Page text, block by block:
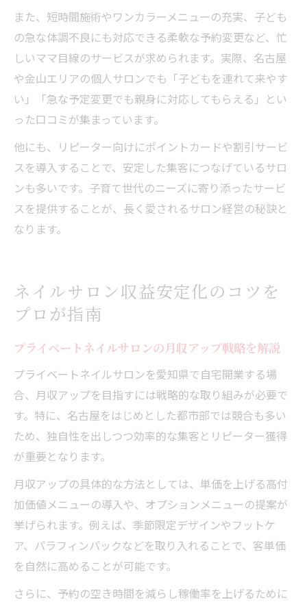
また、短時間施術やワンカラーメニューの充実、子ども
の急な体調不良にも対応できる柔軟な予約変更など、忙
しいママ目線のサービスが求められます。実際、名古屋
や金山エリアの個人サロンでも「子どもを連れて来やす
い」「急な予定変更でも親身に対応してもらえる」とい
った口コミが集まっています。
他にも、リピーター向けにポイントカードや割引サービ
スを導入することで、安定した集客につなげているサロ
ンも多いです。子育て世代のニーズに寄り添ったサービ
スを提供することが、長く愛されるサロン経営の秘訣と
なります。
ネイルサロン収益安定化のコツを
プロが指南
プライベートネイルサロンの月収アップ戦略を解説
プライベートネイルサロンを愛知県で自宅開業する場
合、月収アップを目指すには戦略的な取り組みが必要で
す。特に、名古屋をはじめとした都市部では競合も多い
ため、独自性を出しつつ効率的な集客とリピーター獲得
が重要となります。
月収アップの具体的な方法としては、単価を上げる高付
加価値メニューの導入や、オプションメニューの提案が
挙げられます。例えば、季節限定デザインやフットケ
ア、パラフィンパックなどを取り入れることで、客単価
を自然に高めることが可能です。
さらに、予約の空き時間を減らし稼働率を上げるために